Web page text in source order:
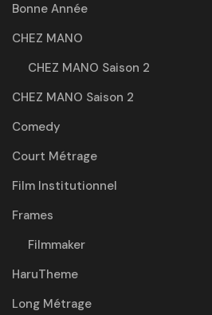
Bonne Année
CHEZ MANO
CHEZ MANO Saison 2
CHEZ MANO Saison 2
Comedy
Court Métrage
Film Institutionnel
Frames
Filmmaker
HaruTheme
Long Métrage